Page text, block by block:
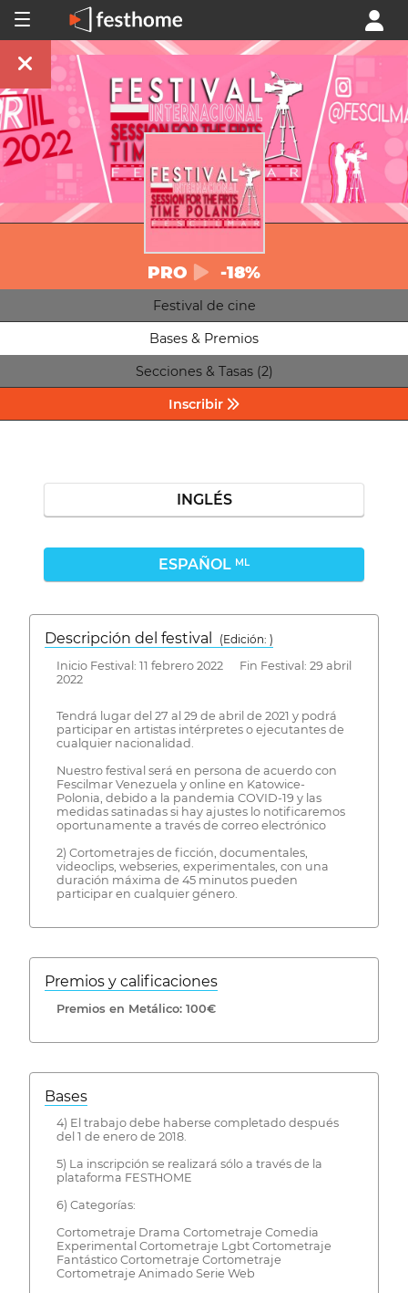
PRO -18%
Festival de cine
Bases & Premios
Secciones & Tasas (2)
Inscribir
INGLÉS
ESPAÑOL ML
Descripción del festival
( Edición: )
Inicio Festival: 11 febrero 2022 Fin Festival: 29 abril
2022
Tendrá lugar del 27 al 29 de abril de 2021 y podrá
participar en artistas intérpretes o ejecutantes de
cualquier nacionalidad.
Nuestro festival será en persona de acuerdo con
Fescilmar Venezuela y online en Katowice-
Polonia, debido a la pandemia COVID-19 y las
medidas satinadas si hay ajustes lo notificaremos
oportunamente a través de correo electrónico
2) Cortometrajes de ficción, documentales,
videoclips, webseries, experimentales, con una
duración máxima de 45 minutos pueden
participar en cualquier género.
Premios y calificaciones
Premios en Metálico: 100€
Bases
4) El trabajo debe haberse completado después
del 1 de enero de 2018.
5) La inscripción se realizará sólo a través de la
plataforma FESTHOME
6) Categorías:
Cortometraje Drama Cortometraje Comedia
Experimental Cortometraje Lgbt Cortometraje
Fantástico Cortometraje Cortometraje
Cortometraje Animado Serie Web